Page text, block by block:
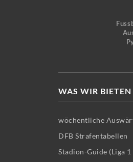
WAS WIR BIETEN
wöchentliche
DFB Strafentabellen
Stadion-Guide (Liga 1